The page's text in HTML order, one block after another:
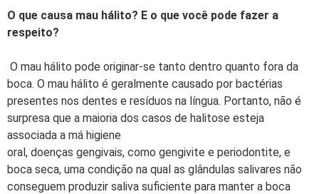
O que causa mau hálito? E o que você pode fazer a
respeito?
O mau hálito pode originar-se tanto dentro quanto fora da
boca. O mau hálito é geralmente causado por bactérias
presentes nos dentes e resíduos na língua. Portanto, não é
surpresa que a maioria dos casos de halitose esteja
associada a má higiene
oral, doenças gengivais, como gengivite e periodontite, e
boca seca, uma condição na qual as glândulas salivares não
conseguem produzir saliva suficiente para manter a boca